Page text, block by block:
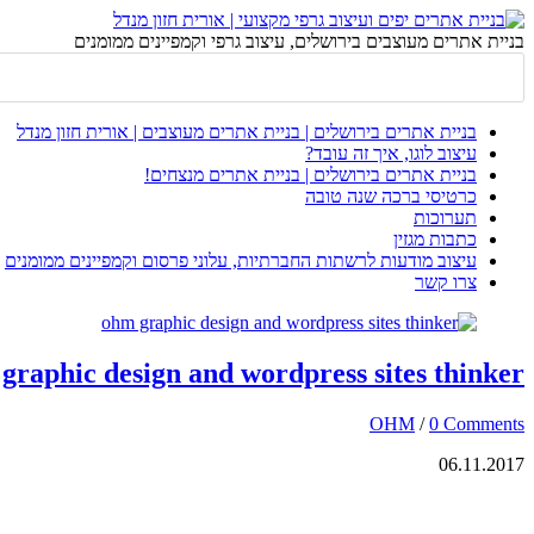
בניית אתרים מעוצבים בירושלים, עיצוב גרפי וקמפיינים ממומנים
בניית אתרים בירושלים | בניית אתרים מעוצבים | אורית חזון מנדל
עיצוב לוגו, איך זה עובד?
בניית אתרים בירושלים | בניית אתרים מנצחים!
כרטיסי ברכה שנה טובה
תערוכות
כתבות מגזין
עיצוב מודעות לרשתות החברתיות, עלוני פרסום וקמפיינים ממומנים
צרו קשר
design and wordpress sites thinker
OHM / 0 Comments
06.11.2017